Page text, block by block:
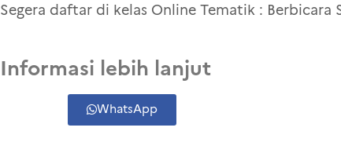
Segera daftar di kelas Online Tematik : Berbicara
Informasi lebih lanjut
WhatsApp